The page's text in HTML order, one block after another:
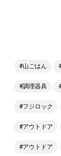
山ごはん
調理器具
フジロック
アウトドア
アウトドア